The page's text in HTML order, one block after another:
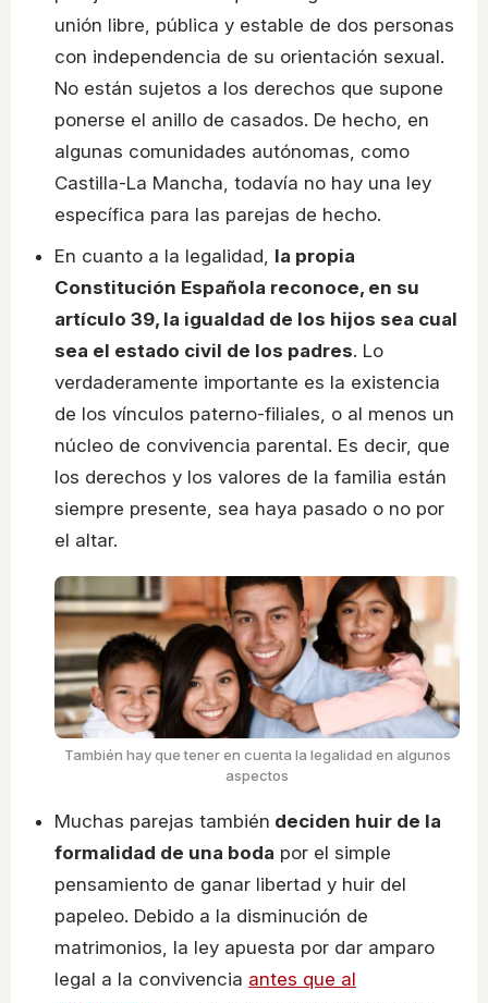
unión libre, pública y estable de dos personas
con independencia de su orientación sexual.
No están sujetos a los derechos que supone
ponerse el anillo de casados. De hecho, en
algunas comunidades autónomas, como
Castilla-La Mancha, todavía no hay una ley
específica para las parejas de hecho.
En cuanto a la legalidad, la propia
Constitución Española reconoce, en su
artículo 39, la igualdad de los hijos sea cual
sea el estado civil de los padres. Lo
verdaderamente importante es la existencia
de los vínculos paterno-filiales, o al menos un
núcleo de convivencia parental. Es decir, que
los derechos y los valores de la familia están
siempre presente, sea haya pasado o no por
el altar.
También hay que tener en cuenta la legalidad en algunos
aspectos
Muchas parejas también deciden huir de la
formalidad de una boda por el simple
pensamiento de ganar libertad y huir del
papeleo. Debido a la disminución de
matrimonios, la ley apuesta por dar amparo
legal a la convivencia antes que al